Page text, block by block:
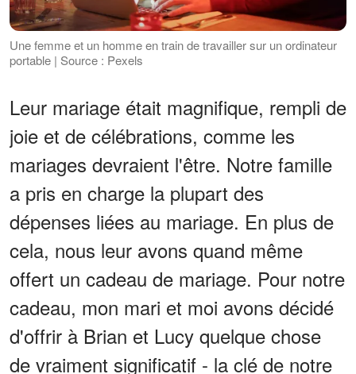
Une femme et un homme en train de travailler sur un ordinateur
portable | Source : Pexels
Leur mariage était magnifique, rempli de
joie et de célébrations, comme les
mariages devraient l'être. Notre famille
a pris en charge la plupart des
dépenses liées au mariage. En plus de
cela, nous leur avons quand même
offert un cadeau de mariage. Pour notre
cadeau, mon mari et moi avons décidé
d'offrir à Brian et Lucy quelque chose
de vraiment significatif - la clé de notre